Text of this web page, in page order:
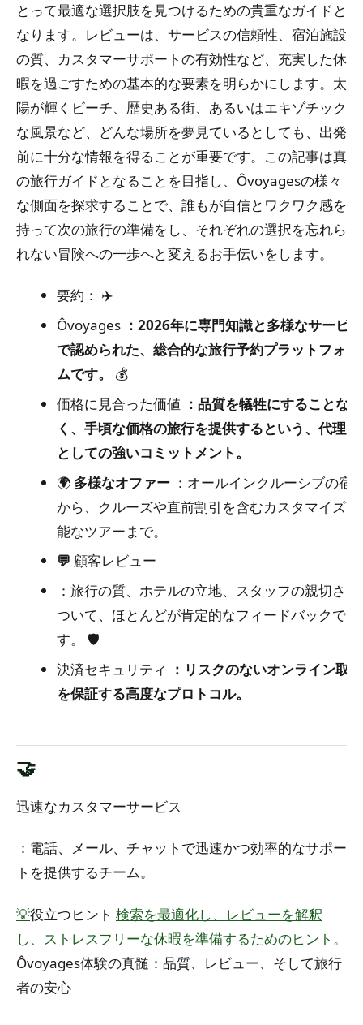
とって最適な選択肢を見つけるための貴重なガイドと
なります。レビューは、サービスの信頼性、宿泊施設
の質、カスタマーサポートの有効性など、充実した休
暇を過ごすための基本的な要素を明らかにします。太
陽が輝くビーチ、歴史ある街、あるいはエキゾチック
な風景など、どんな場所を夢見ているとしても、出発
前に十分な情報を得ることが重要です。この記事は真
の旅行ガイドとなることを目指し、Ôvoyagesの様々
な側面を探求することで、誰もが自信とワクワク感を
持って次の旅行の準備をし、それぞれの選択を忘れら
れない冒険への一歩へと変えるお手伝いをします。
要約： ✈️
Ôvoyages ：2026年に専門知識と多様なサービス
で認められた、総合的な旅行予約プラットフォー
ムです。
💰
価格に見合った価値 ：品質を犠牲にすることな
く、手頃な価格の旅行を提供するという、代理店
としての強いコミットメント。
🌍 多様なオファー：オールインクルーシブの宿
から、クルーズや直前割引を含むカスタマイズ可
能なツアーまで。
💬 顧客レビュー
：旅行の質、ホテルの立地、スタッフの親切さに
ついて、ほとんどが肯定的なフィードバックで
す。 🛡️
決済セキュリティ
：リスクのないオンライン取引
を保証する高度なプロトコル。
🤝
迅速なカスタマーサービス
：電話、メール、チャットで迅速かつ効率的なサポー
トを提供するチーム。
💡役立つヒント 検索を最適化し、レビューを解釈
し、ストレスフリーな休暇を準備するためのヒント。
Ôvoyages体験の真髄：品質、レビュー、そして旅行
者の安心